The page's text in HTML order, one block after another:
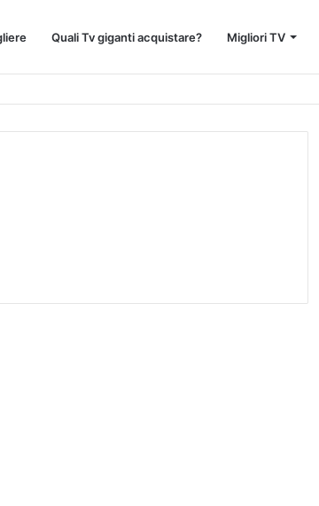
Quali Tv giganti acquistare? Migliori TV